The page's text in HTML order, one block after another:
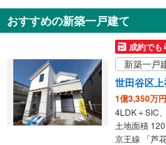
・ＡＥＤ
知
を
け
る
・
条
おすすめの新築一戸建て
成約でも
新築一戸
世田谷区
1億3,350万円
4LDK＋SIC
土地面積
京王線 「芦